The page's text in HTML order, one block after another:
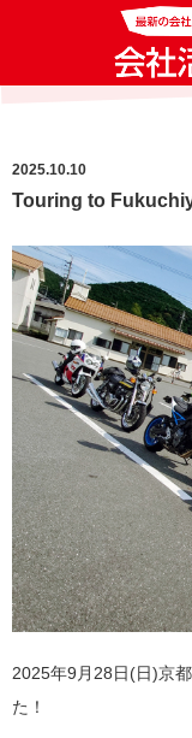
2025.10.10
Touring to
2025年9月28日(日)京
た！